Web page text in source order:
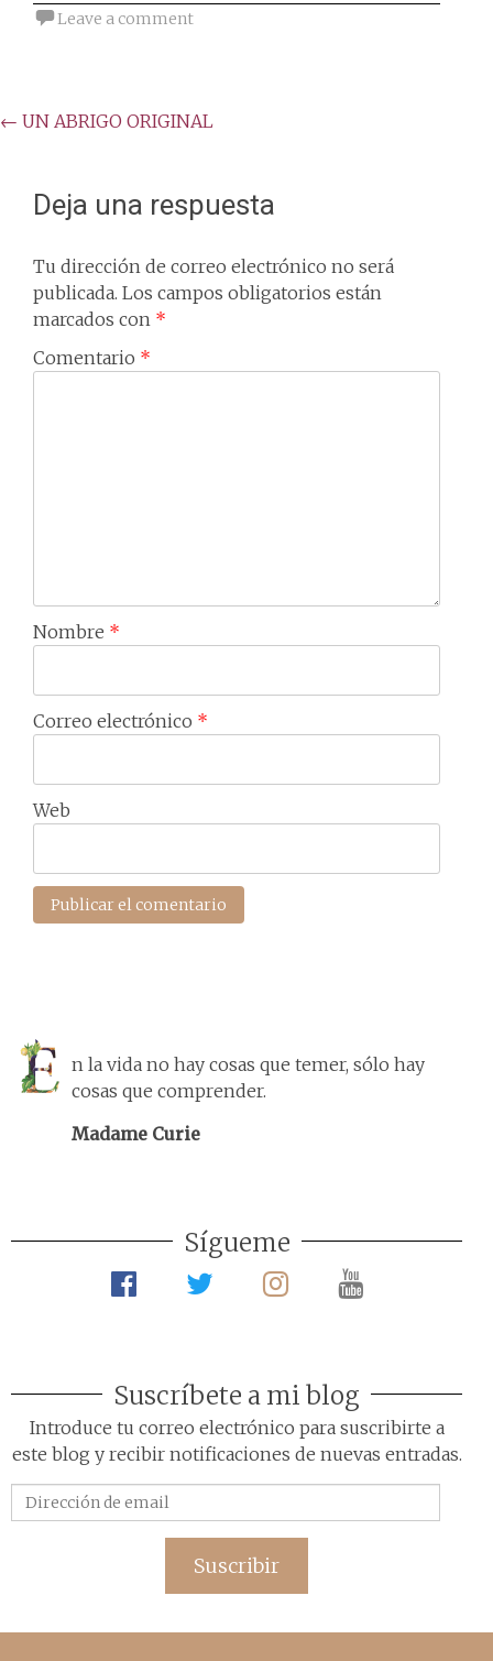
Leave a comment
Post
← UN ABRIGO ORIGINAL
Deja una respuesta
Tu dirección de correo electrónico no será
publicada. Los campos obligatorios están
marcados con *
Comentario *
Nombre *
Correo electrónico *
Web
n la vida no hay cosas que temer, sólo hay
cosas que comprender.
Madame Curie
Sígueme
Suscríbete a mi blog
Introduce tu correo electrónico para suscribirte a
este blog y recibir notificaciones de nuevas entradas.
de
Suscribir